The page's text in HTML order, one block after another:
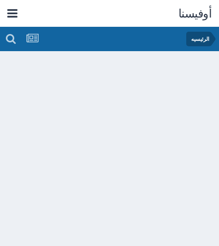
أوفيسنا
الرئيسيه